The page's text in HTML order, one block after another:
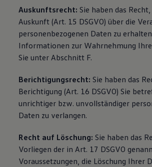
Auskunftsrecht: Sie haben das
Auskunft (Art. 15 DSGVO) über die
personenbezogenen Daten zu
Informationen zur Wahrnehmung
Sie unter Abschnitt F.
Berichtigungsrecht: Sie haben das
Berichtigung (Art. 16 DSGVO) Sie
unrichtiger bzw. unvollständiger
Daten zu verlangen.
Recht auf Löschung: Sie haben das
Vorliegen der in Art. 17 DSGVO
Voraussetzungen, die Löschung Ihrer